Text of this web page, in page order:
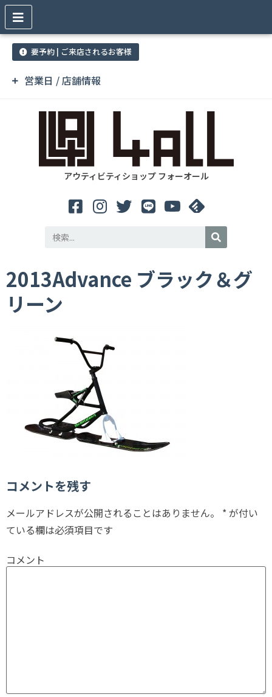
営業日 / 店舗情報
要予約 | ご来店されるお客様
アウティビティショップ フォーオール
2013Advance ブラック＆グ
リーン
コメントを残す
メールアドレスが公開されることはありません。 *が付い
ている欄は必須項目です
コメント